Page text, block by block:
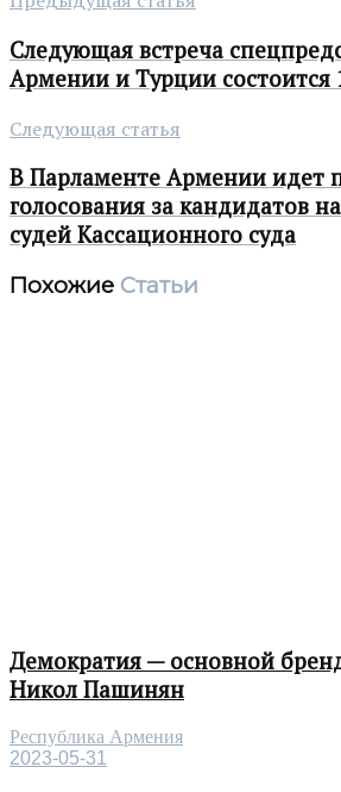
Следующая встреча
Армении и Турции состоится
Следующая статья
В Парламенте Армении идет
голосования за кандидатов
судей Кассационного суда
Похожие Статьи
Демократия — основной
Никол Пашинян
Республика Армения
2023-05-31